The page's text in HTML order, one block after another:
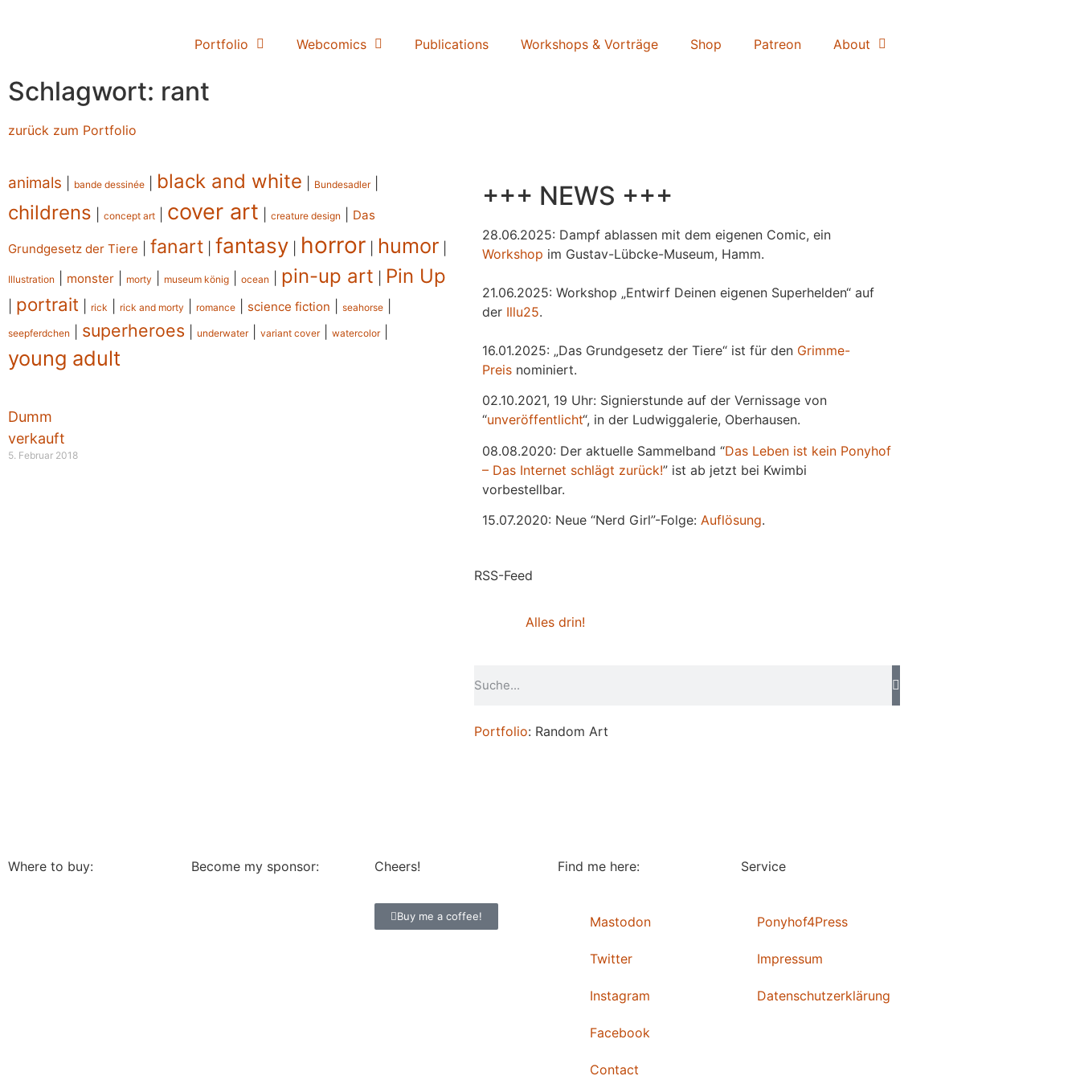
Portfolio Webcomics Publications Workshops & Vorträge Shop Patreon About
Schlagwort: rant
zurück zum Portfolio
animals bande dessinée black and white Bundesadler|
childrens concept art cover art creature design Das
Grundgesetz der Tiere fanart fantasy horror humor
Illustration monster morty museum könig ocean pin-up art Pin Up
portrait rick rick and morty romance science fiction seahorse
seepferdchen superheroes underwater| variant cover| watercolor|
young adult
Dumm
verkauft
5. Februar 2018
+++ NEWS +++
28.06.2025: Dampf ablassen mit dem eigenen Comic, ein
Workshop im Gustav-Lübcke-Museum, Hamm.
21.06.2025: Workshop „Entwirf Deinen eigenen Superhelden“ auf
der Illu25.
16.01.2025: „Das Grundgesetz der Tiere“ ist für den Grimme-
Preis nominiert.
02.10.2021, 19 Uhr: Signierstunde auf der Vernissage von
“unveröffentlicht“, in der Ludwiggalerie, Oberhausen.
08.08.2020: Der aktuelle Sammelband “Das Leben ist kein Ponyhof
– Das Internet schlägt zurück!” ist ab jetzt bei Kwimbi
vorbestellbar.
15.07.2020: Neue “Nerd Girl”-Folge: Auflösung.
RSS-Feed
Alles drin!
Portfolio: Random Art
Where to buy: Become my sponsor: Cheers!
Buy me a coffee!
Find me here:
Mastodon
Twitter
Instagram
Facebook
Contact
Service
Ponyhof4Press
Impressum
Datenschutzerklärung